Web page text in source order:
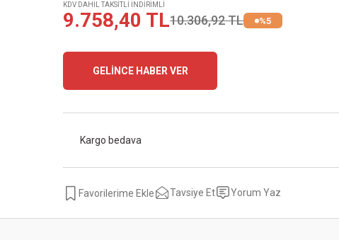
KDV DAHİL TAKSİTLİ İNDİRİMLİ
9.758,40 TL10.306,92 TL %5
GELİNCE HABER VER
Kargo bedava
Tavsiye Et Yorum Yaz